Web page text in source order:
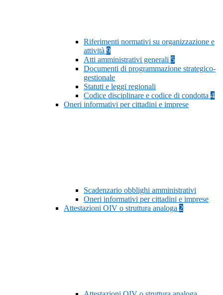
Riferimenti normativi su organizzazione e
attività 9
Atti amministrativi generali 5
Documenti di programmazione strategico-
gestionale
Statuti e leggi regionali
Codice disciplinare e codice di condotta 4
Oneri informativi per cittadini e imprese
Scadenzario obblighi amministrativi
Oneri informativi per cittadini e imprese
Attestazioni OIV o struttura analoga 2